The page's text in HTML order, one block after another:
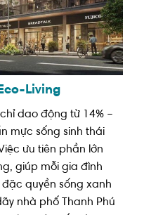
Living
dao động từ 14% –
mực sống sinh thái
ưu tiên phần lớn
giúp mỗi gia đình
quyền sống xanh
nhà phố Thanh Phú